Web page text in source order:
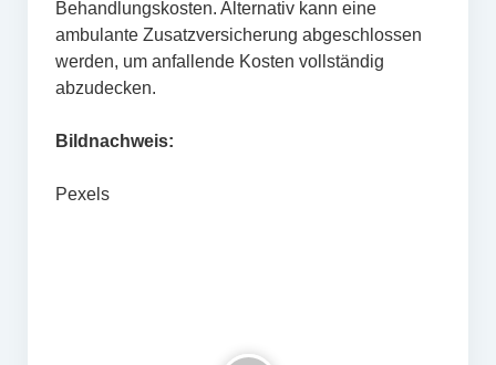
Behandlungskosten. Alternativ kann eine
ambulante Zusatzversicherung abgeschlossen
werden, um anfallende Kosten vollständig
abzudecken.
Bildnachweis:
Pexels